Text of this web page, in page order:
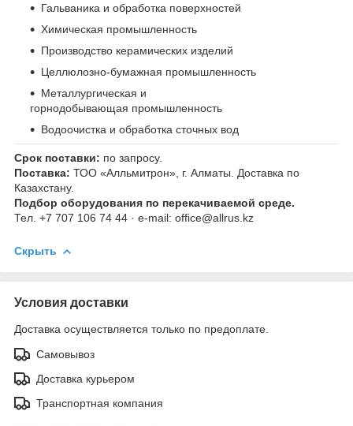
Гальваника и обработка поверхностей
Химическая промышленность
Производство керамических изделий
Целлюлозно-бумажная промышленность
Металлургическая и
горнодобывающая промышленность
Водоочистка и обработка сточных вод
Срок поставки: по запросу.
Поставка: ТОО «Алльмитрон», г. Алматы. Доставка по
Казахстану.
Подбор оборудования по перекачиваемой среде.
Тел. +7 707 106 74 44 · e-mail: office@allrus.kz
Скрыть
Условия доставки
Доставка осуществляется только по предоплате.
Самовывоз
Доставка курьером
Транспортная компания